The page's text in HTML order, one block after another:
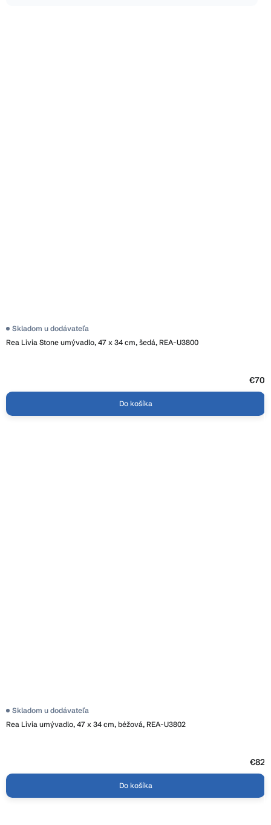
Rea Livia Stone umývadlo, 47 x 34 cm, šedá, REA-U3800
Skladom u dodávateľa
€70
Do košíka
Rea Livia umývadlo, 47 x 34 cm, béžová, REA-U3802
Skladom u dodávateľa
€82
Do košíka